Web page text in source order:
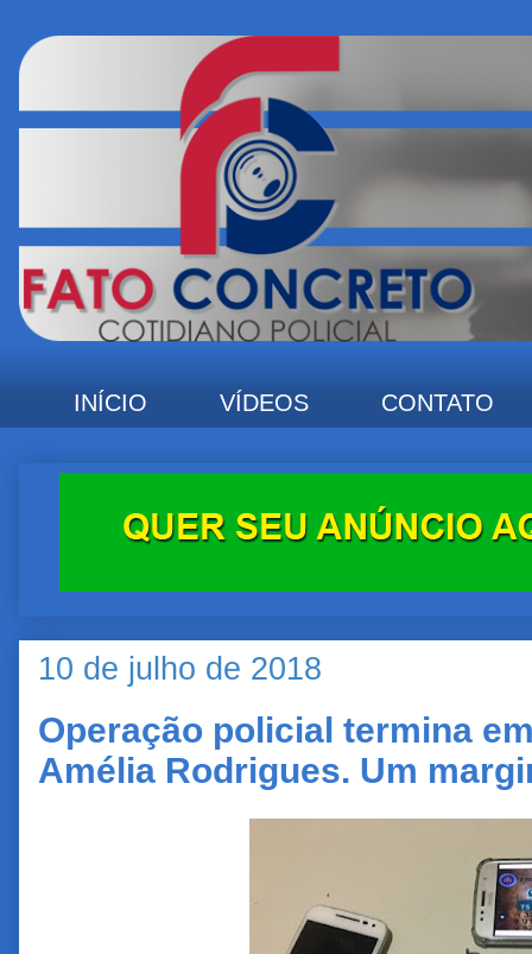
INÍCIO VÍDEOS CONTATO
10 de julho de 2018
Operação policial termina
Amélia Rodrigues. Um